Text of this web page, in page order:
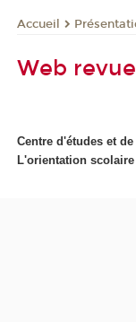
Accueil
Web
Centre d'études et
L'orientation